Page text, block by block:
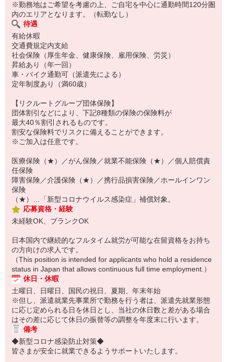
※勤務地はご希望を考慮の上、ご自宅を中心に通勤時間120分圏
内のエリアとなります。（転勤なし）
待遇
有給休暇
交通費規定内支給
社会保険（厚生年金、健康保険、雇用保険、労災）
昇給あり（年一回）
車・バイク通勤可（派遣先による）
定年制度あり（満60歳）
【リクルートグループ団体保険】
団体割引などにより、下記8種類の保険の保険料が
最大40％割引されるものです。
割安な保険料でリスクに備えることができます。
※ご加入は任意です。
医療保険（★）／がん保険／就業不能保険（★）／個人賠償責
任保険
障害保険／介護保険（★）／携行品損害保険／ホールインワン
保険
（★）…「新型コロナウイルス感染症」補償対象。
応募資格・経験
未経験OK、ブランクOK
日本国内で継続的なフルタイム就労が可能な在留資格をお持ち
の方向けの求人です。
（This position is intended for applicants who hold a residence
status in Japan that allows continuous full time employment.）
休日・休暇
土曜日、日曜日、国民の祝日、夏期、年末年始
※但し、派遣就業先事業所で勤務を行う者は、派遣先就業形態
に応じ定められる日を休日とし、当社の休日数と差がある場合
はその差に応じて休日の振替等の調整を年度末に行います。
備考
◆新型コロナ感染防止対策◆
皆さまが安全に就業できるようサポートいたします。